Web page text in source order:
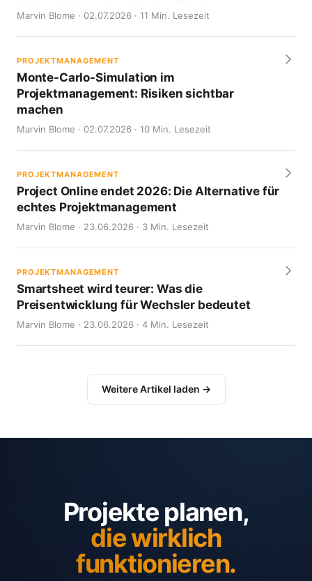
Marvin Blome · 02.07.2026 · 11 Min. Lesezeit
PROJEKTMANAGEMENT
Monte-Carlo-Simulation im
Projektmanagement: Risiken sichtbar
machen
Marvin Blome · 02.07.2026 · 10 Min. Lesezeit
PROJEKTMANAGEMENT
Project Online endet 2026: Die Alternative für
echtes Projektmanagement
Marvin Blome · 23.06.2026 · 3 Min. Lesezeit
PROJEKTMANAGEMENT
Smartsheet wird teurer: Was die
Preisentwicklung für Wechsler bedeutet
Marvin Blome · 23.06.2026 · 4 Min. Lesezeit
Weitere Artikel laden →
Projekte planen,
die wirklich
funktionieren.